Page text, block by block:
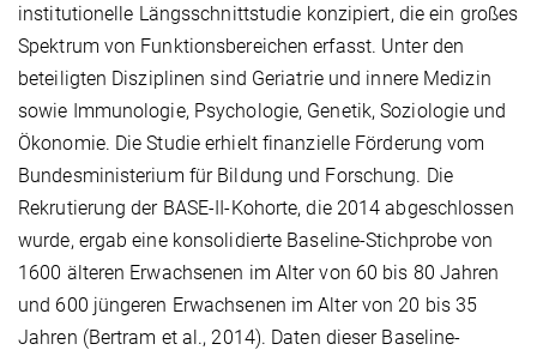
institutionelle Längsschnittstudie konzipiert, die ein großes
Spektrum von Funktionsbereichen erfasst. Unter den
beteiligten Disziplinen sind Geriatrie und innere Medizin
sowie Immunologie, Psychologie, Genetik, Soziologie und
Ökonomie. Die Studie erhielt finanzielle Förderung vom
Bundesministerium für Bildung und Forschung. Die
Rekrutierung der BASE-II-Kohorte, die 2014 abgeschlossen
wurde, ergab eine konsolidierte Baseline-Stichprobe von
1600 älteren Erwachsenen im Alter von 60 bis 80 Jahren
und 600 jüngeren Erwachsenen im Alter von 20 bis 35
Jahren (Bertram et al., 2014). Daten dieser Baseline-